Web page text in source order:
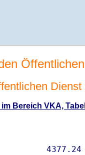
Dienst
Bereich VKA,